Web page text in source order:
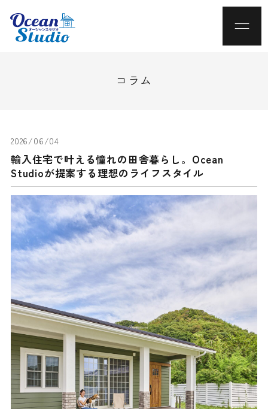
コラム
2026/06/04
輸入住宅で叶える憧れの田舎暮らし。Ocean
Studioが提案する理想のライフスタイル